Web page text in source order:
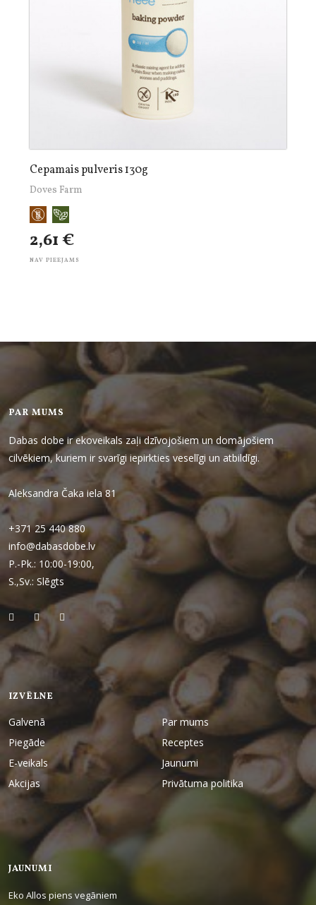
Cepamais pulveris 130g
Doves Farm
2,61 €
NAV PIEEJAMS
PAR MUMS
Dabas dobe ir ekoveikals zaļi dzīvojošiem un domājošiem
cilvēkiem, kuriem ir svarīgi iepirkties veselīgi un atbildīgi.
Aleksandra Čaka iela 81
+371 25 440 880
info@dabasdobe.lv
P.-Pk.: 10:00-19:00,
S.,Sv.: Slēgts
IZVĒLNE
Galvenā
Par mums
Piegāde
Receptes
E-veikals
Jaunumi
Akcijas
Privātuma politika
JAUNUMI
Eko Allos piens vegāniem